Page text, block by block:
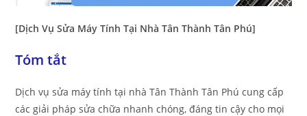
[Dịch Vụ Sửa Máy Tính Tại Nhà Tân Thành Tân Phú]
Tóm tắt
Dịch vụ sửa máy tính tại nhà Tân Thành Tân Phú cung cấp
các giải pháp sửa chữa nhanh chóng, đáng tin cậy cho mọi